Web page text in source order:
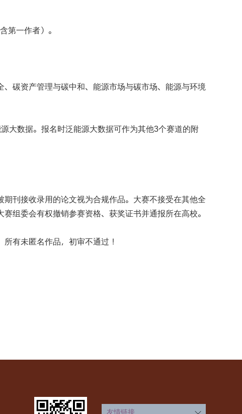
第一作者）。
碳资产管理与碳中和、能源市场与碳市场、能源与环境
大数据。报名时泛能源大数据可作为其他3个赛道的附
刊接收录用的论文视为合规作品。大赛不接受在其他全
组委会有权撤销参赛资格、获奖证书并通报所在高校。
有未匿名作品，初审不通过！
友情链接